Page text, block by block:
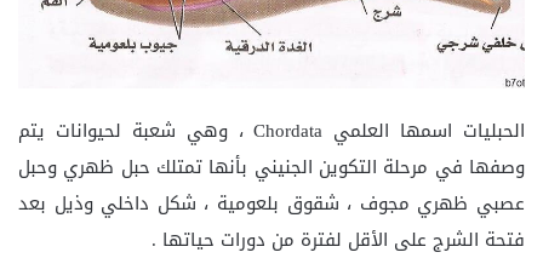
الحبليات اسمها العلمي Chordata ، وهي شعبة لحيوانات يتم
وصفها في مرحلة التكوين الجنيني بأنها تمتلك حبل ظهري وحبل
عصبي ظهري مجوف ، شقوق بلعومية ، شكل داخلي وذيل بعد
فتحة الشرج على الأقل لفترة من دورات حياتها .